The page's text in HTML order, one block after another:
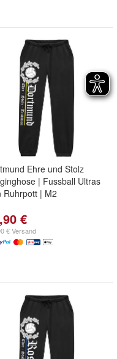
Ehre und Stolz
| Fussball Ultras
Ruhrpott | M2
€
€ Versand